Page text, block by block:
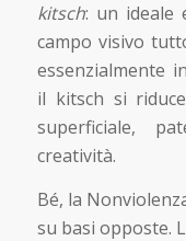
kitsch: un ideale
campo visivo
essenzialmente
il kitsch si
superficiale,
creatività.
Bé, la
su basi opposte.